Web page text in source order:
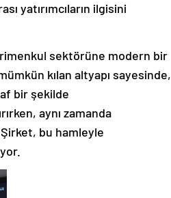
yatırımcıların ilgisini
sektörüne modern bir
kılan altyapı sayesinde,
bir şekilde
aynı zamanda
bu hamleyle